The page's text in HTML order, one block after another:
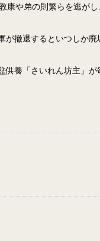
康や弟の則繁らを逃が
撤退するといつしか
養「さいれん坊主」